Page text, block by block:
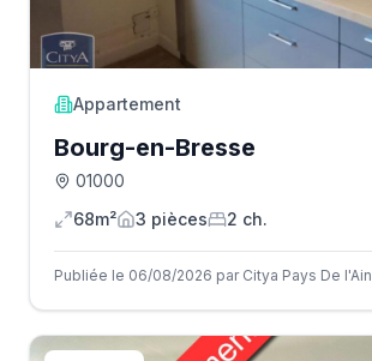
Appartement
Bourg-en-Bresse
01000
68m²
3 pièces 2 ch.
Publiée le 06/08/2026 par Citya Pays De l'Ain